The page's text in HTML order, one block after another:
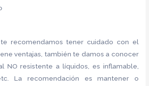
recomendamos tener cuidado con el
ventajas, también te damos a conocer
NO resistente a líquidos, es inflamable,
La recomendación es mantener o